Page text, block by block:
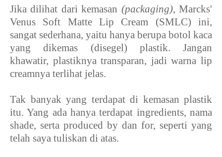
Jika dilihat dari kemasan (packaging), Marcks'
Venus Soft Matte Lip Cream (SMLC) ini,
sangat sederhana, yaitu hanya berupa botol kaca
yang dikemas (disegel) plastik. Jangan
khawatir, plastiknya transparan, jadi warna lip
creamnya terlihat jelas.
Tak banyak yang terdapat di kemasan plastik
itu. Yang ada hanya terdapat ingredients, nama
shade, serta produced by dan for, seperti yang
telah saya tuliskan di atas.